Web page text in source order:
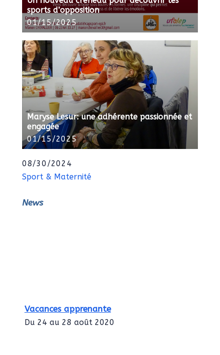
sports d’opposition
01/15/2025
Maryse Lesur: une adhérente passionnée et
engagée
01/15/2025
08/30/2024
Sport & Maternité
News
Vacances apprenante
Du 24 au 28 août 2020